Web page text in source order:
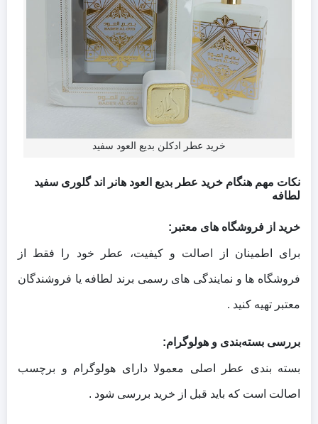
خرید عطر ادکلن بدیع العود سفید
نکات مهم هنگام خرید عطر بدیع العود هانر اند گلوری سفید
لطافه
خرید از فروشگاه‌ های معتبر:
برای اطمینان از اصالت و کیفیت، عطر خود را فقط از
فروشگاه‌ ها و نمایندگی‌ های رسمی برند لطافه یا فروشندگان
معتبر تهیه کنید .
بررسی بسته‌بندی و هولوگرام:
بسته‌ بندی عطر اصلی معمولا دارای هولوگرام و برچسب
اصالت است که باید قبل از خرید بررسی شود .